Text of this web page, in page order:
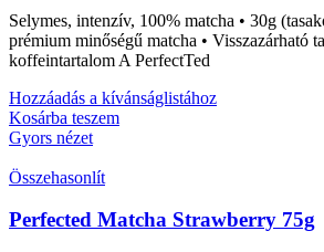
Selymes, intenzív, 100% matcha • 30g
prémium minőségű matcha • Visszazárható
koffeintartalom A PerfectTed
Hozzáadás a kívánságlistához
Kosárba teszem
Gyors nézet
Összehasonlít
Perfected Matcha Strawberry 75g